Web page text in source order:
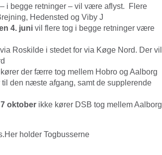
i begge retninger – vil være aflyst. Flere
Hedensted og Viby J
4. juni vil flere tog i begge retninger være
Roskilde i stedet for via Køge Nord. Der vil
kører der færre tog mellem Hobro og Aalborg
den næste afgang, samt de supplerende
oktober ikke kører DSB tog mellem Aalborg
Her holder Togbusserne